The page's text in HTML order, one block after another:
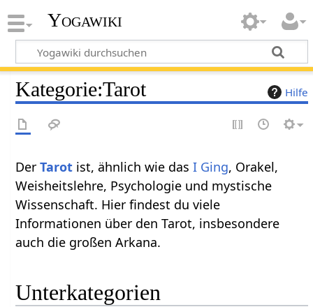
Yogawiki
Hilfe
Kategorie:Tarot
DerTarot ist, ähnlich wie dasI Ging, Orakel,
Weisheitslehre, Psychologie und mystische
Wissenschaft. Hier findest du viele
Informationen über den Tarot, insbesondere
auch die großen Arkana.
Unterkategorien